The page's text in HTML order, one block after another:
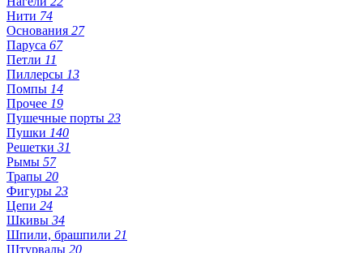
Нити 74
Основания 27
Паруса 67
Петли 11
Пиллерсы 13
Помпы 14
Прочее 19
Пушечные порты 23
Пушки 140
Решетки 31
Рымы 57
Трапы 20
Фигуры 23
Цепи 24
Шкивы 34
Шпили, брашпили 21
Штурвалы 20